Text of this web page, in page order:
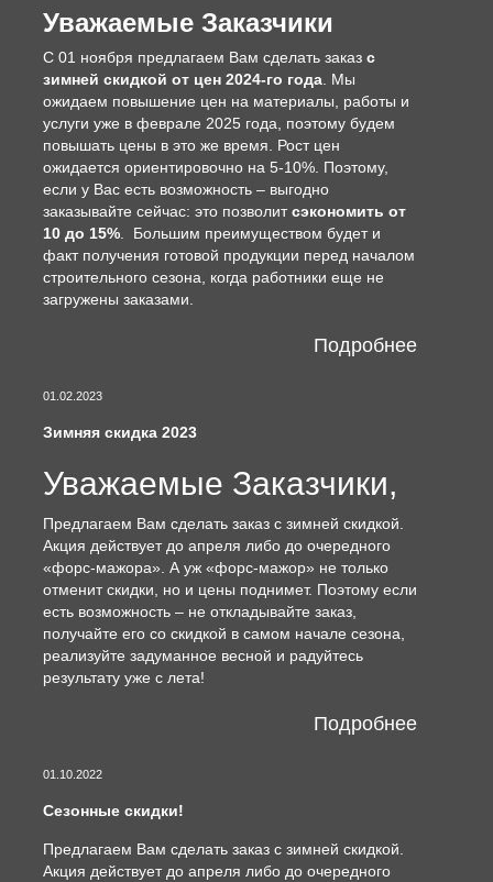
Уважаемые Заказчики
С 01 ноября предлагаем Вам сделать заказ с
зимней скидкой от цен 2024-го года . Мы
ожидаем повышение цен на материалы, работы и
услуги уже в феврале 2025 года, поэтому будем
повышать цены в это же время. Рост цен
ожидается ориентировочно на 5-10%. Поэтому,
если у Вас есть возможность – выгодно
заказывайте сейчас: это позволитсэкономить от
10 до 15% . Большим преимуществом будет и
факт получения готовой продукции перед началом
строительного сезона, когда работники еще не
загружены заказами.
Подробнее
01.02.2023
Зимняя скидка 2023
Уважаемые Заказчики,
Предлагаем Вам сделать заказ с зимней скидкой.
Акция действует до апреля либо до очередного
«форс-мажора». А уж «форс-мажор» не только
отменит скидки, но и цены поднимет. Поэтому если
есть возможность – не откладывайте заказ,
получайте его со скидкой в самом начале сезона,
реализуйте задуманное весной и радуйтесь
результату уже с лета!
Подробнее
01.10.2022
Сезонные скидки!
Предлагаем Вам сделать заказ с зимней скидкой.
Акция действует до апреля либо до очередного